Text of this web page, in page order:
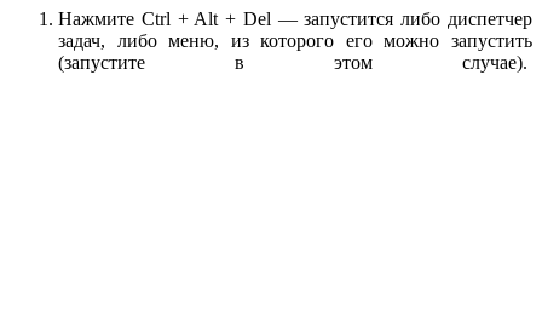
Нажмите Ctrl + Alt + Del — запустится либо диспетчер
задач, либо меню, из которого его можно запустить
(запустите в этом случае).